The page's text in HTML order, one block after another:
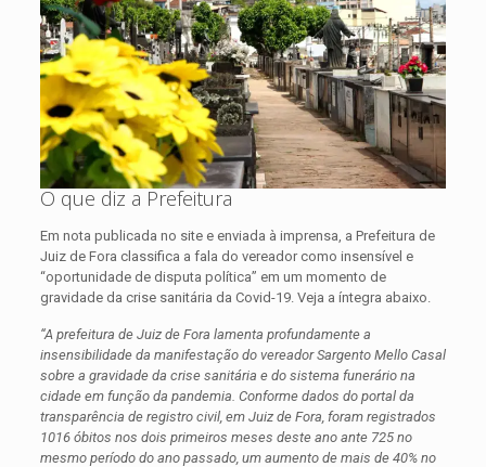
O que diz a Prefeitura
Em nota publicada no site e enviada à imprensa, a Prefeitura de
Juiz de Fora classifica a fala do vereador como insensível e
“oportunidade de disputa política” em um momento de
gravidade da crise sanitária da Covid-19. Veja a íntegra abaixo.
“A prefeitura de Juiz de Fora lamenta profundamente a
insensibilidade da manifestação do vereador Sargento Mello Casal
sobre a gravidade da crise sanitária e do sistema funerário na
cidade em função da pandemia. Conforme dados do portal da
transparência de registro civil, em Juiz de Fora, foram registrados
1016 óbitos nos dois primeiros meses deste ano ante 725 no
mesmo período do ano passado, um aumento de mais de 40% no